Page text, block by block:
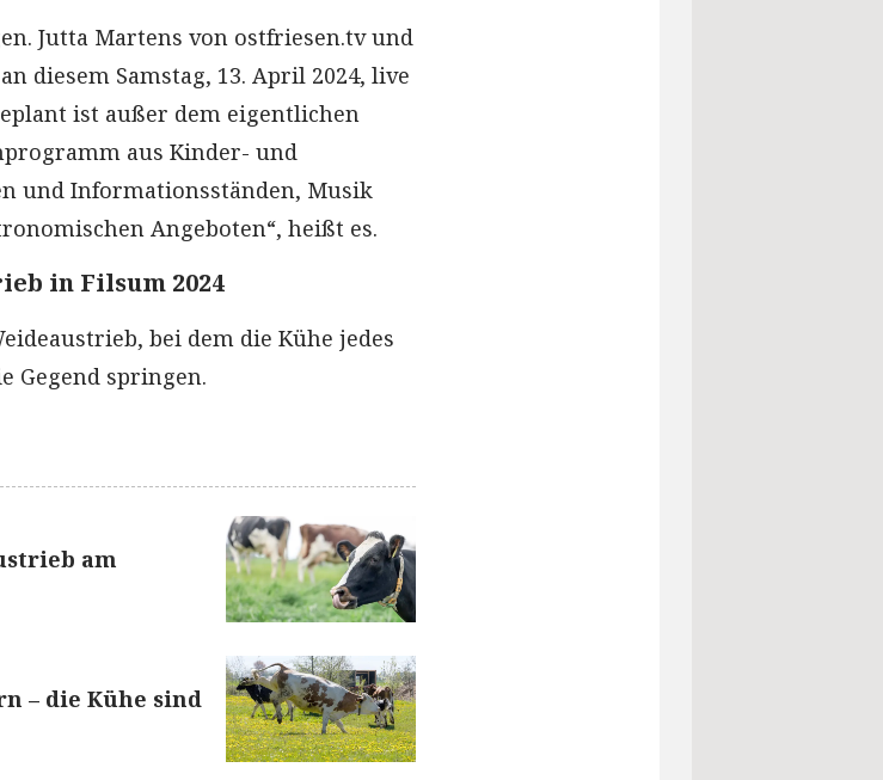
Jutta Martens von ostfriesen.tv und
diesem Samstag, 13. April 2024, live
ist außer dem eigentlichen
aus Kinder- und
und Informationsständen, Musik
Angeboten“, heißt es.
in Filsum 2024
bei dem die Kühe jedes
Gegend springen.
am
– die Kühe sind